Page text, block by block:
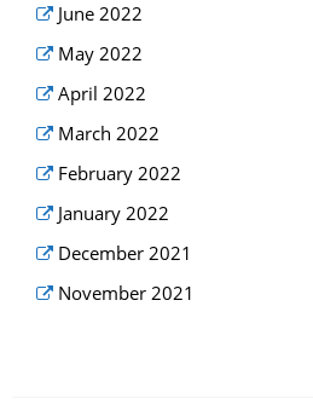
June 2022
May 2022
April 2022
March 2022
February 2022
January 2022
December 2021
November 2021